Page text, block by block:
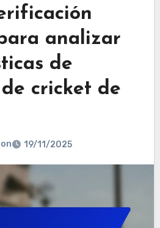
analizar
de
cricket de
19/11/2025